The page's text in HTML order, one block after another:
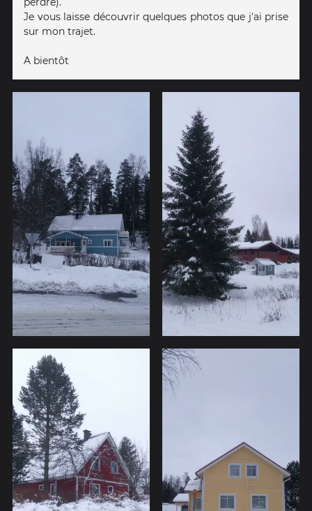
Je vous laisse découvrir quelques photos que j'ai prise
sur mon trajet.
A bientôt